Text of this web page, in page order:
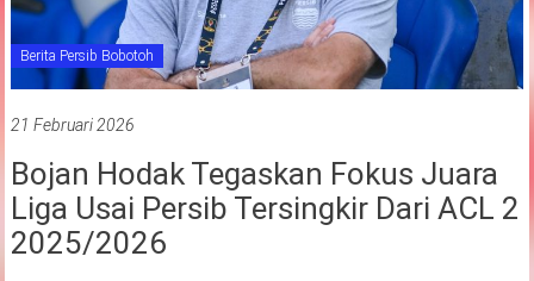
Berita Persib Bobotoh
21 Februari 2026
Bojan Hodak Tegaskan Fokus Juara
Liga Usai Persib Tersingkir Dari ACL 2
2025/2026